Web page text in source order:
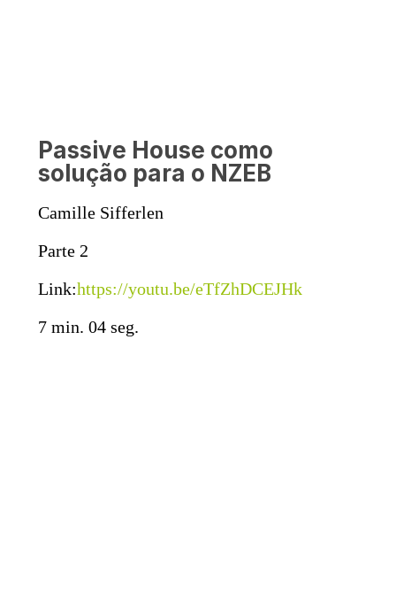
Passive House como
solução para o NZEB
Camille Sifferlen
Parte 2
Link:https://youtu.be/eTfZhDCEJHk
7 min. 04 seg.